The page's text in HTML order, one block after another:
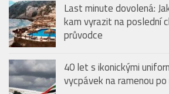
Last minute dovolená:
kam vyrazit na poslední
průvodce
40 let s ikonickými
vycpávek na ramenou